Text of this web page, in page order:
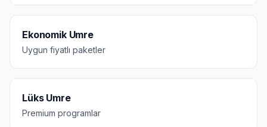
Ekonomik Umre
Uygun fiyatlı paketler
Lüks Umre
Premium programlar